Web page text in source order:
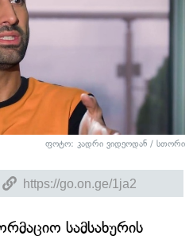
ფოტო: კადრი ვიდეოდან / სთორი
სამსახურის